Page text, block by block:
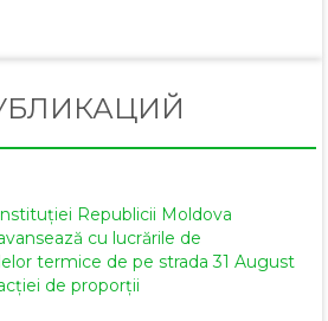
Republicii Moldova
cu lucrările de
termice de pe strada 31 August
de proporții